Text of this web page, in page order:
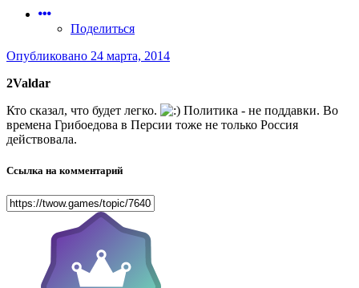
Поделиться
Опубликовано 24 марта, 2014
2Valdar
Кто сказал, что будет легко.
Политика - не поддавки. Во
времена Грибоедова в Персии тоже не только Россия
действовала.
Ссылка на комментарий